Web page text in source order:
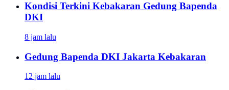
Kondisi Terkini Kebakaran Gedung Bapenda
DKI
8 jam lalu
Gedung Bapenda DKI Jakarta Kebakaran
12 jam lalu